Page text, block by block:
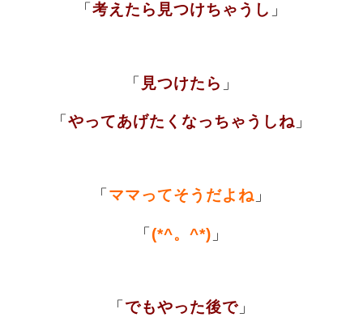
「 考えたら見つけちゃうし 」
「 見つけたら 」
「 やってあげたくなっちゃうしね 」
「 ママってそうだよね 」
「(*^。^*) 」
「 でもやった後で 」